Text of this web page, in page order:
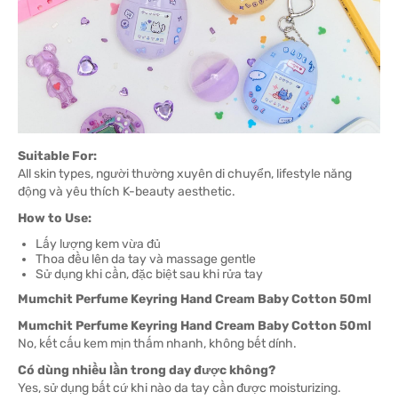
Suitable For:
All skin types, người thường xuyên di chuyển, lifestyle năng
động và yêu thích K-beauty aesthetic.
How to Use:
Lấy lượng kem vừa đủ
Thoa đều lên da tay và massage gentle
Sử dụng khi cần, đặc biệt sau khi rửa tay
Mumchit Perfume Keyring Hand Cream Baby Cotton 50ml
Mumchit Perfume Keyring Hand Cream Baby Cotton 50ml
No, kết cấu kem mịn thấm nhanh, không bết dính.
Có dùng nhiều lần trong day được không?
Yes, sử dụng bất cứ khi nào da tay cần được moisturizing.